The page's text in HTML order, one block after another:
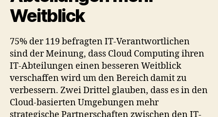
Weitblick
75% der 119 befragten IT-Verantwortlichen
sind der Meinung, dass Cloud Computing ihren
IT-Abteilungen einen besseren Weitblick
verschaffen wird um den Bereich damit zu
verbessern. Zwei Drittel glauben, dass es in den
Cloud-basierten Umgebungen mehr